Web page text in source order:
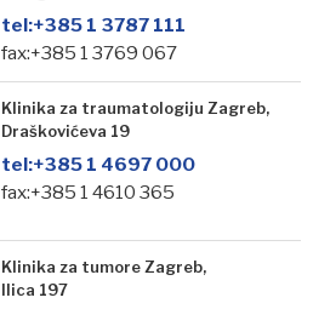
tel:+385 1 3787 111
fax:+385 1 3769 067
Klinika za traumatologiju Zagreb,
Draškovićeva 19
tel:+385 1 4697 000
fax:+385 1 4610 365
Klinika za tumore Zagreb,
Ilica 197